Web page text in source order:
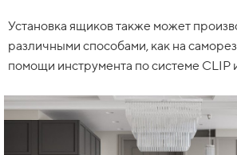
Установка ящиков также может
различными способами, как на
помощи инструмента по системе CLIP